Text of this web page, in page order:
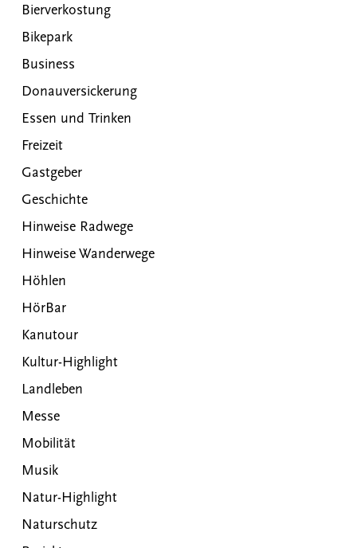
Bierverkostung
Bikepark
Business
Donauversickerung
Essen und Trinken
Freizeit
Gastgeber
Geschichte
Hinweise Radwege
Hinweise Wanderwege
Höhlen
HörBar
Kanutour
Kultur-Highlight
Landleben
Messe
Mobilität
Musik
Natur-Highlight
Naturschutz